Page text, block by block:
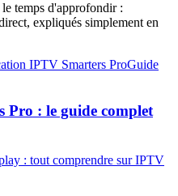
temps d'approfondir :
expliqués simplement en
Guide
: le guide complet
: tout comprendre sur IPTV